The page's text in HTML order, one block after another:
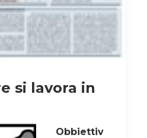
si lavora in
Obbiettiv